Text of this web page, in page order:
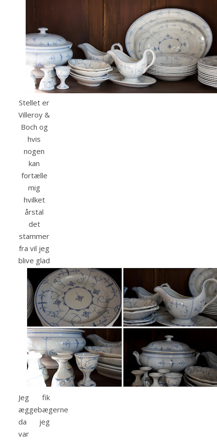
Stellet er
Villeroy &
Boch og
hvis
nogen
kan
fortælle
mig
hvilket
årstal
det
stammer
fra vil jeg
blive glad
Jeg fik
æggebægerne
da jeg
var